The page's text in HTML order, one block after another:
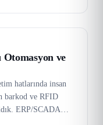
Otomasyon ve
hatlarında insan
barkod ve RFID
ERP/SCADA
ve yüksek